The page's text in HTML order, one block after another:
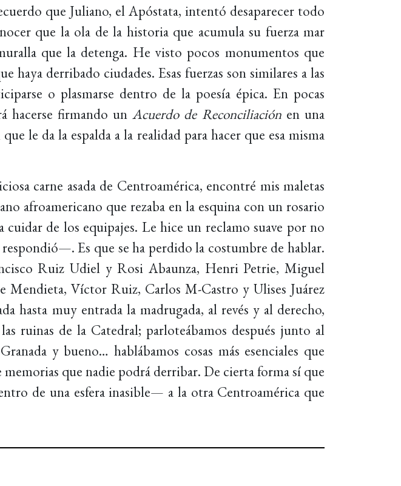
que Juliano, el Apóstata, intentó desaparecer todo
que la ola de la historia que acumula su fuerza mar
que la detenga. He visto pocos monumentos que
derribado ciudades. Esas fuerzas son similares a las
o plasmarse dentro de la poesía épica. En pocas
hacerse firmando unAcuerdo de Reconciliaciónen una
le da la espalda a la realidad para hacer que esa misma
carne asada de Centroamérica, encontré mis maletas
afroamericano que rezaba en la esquina con un rosario
de los equipajes. Le hice un reclamo suave por no
Es que se ha perdido la costumbre de hablar.
Ruiz Udiel y Rosi Abaunza, Henri Petrie, Miguel
Mendieta, Víctor Ruiz, Carlos M-Castro y Ulises Juárez
hasta muy entrada la madrugada, al revés y al derecho,
ruinas de la Catedral; parloteábamos después junto al
y bueno… hablábamos cosas más esenciales que
que nadie podrá derribar. De cierta forma sí que
de una esfera inasible— a la otra Centroamérica que